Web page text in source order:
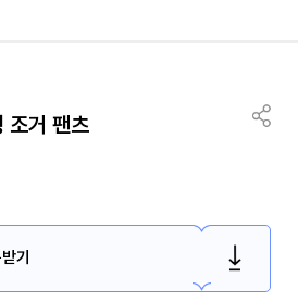
조거 팬츠
기